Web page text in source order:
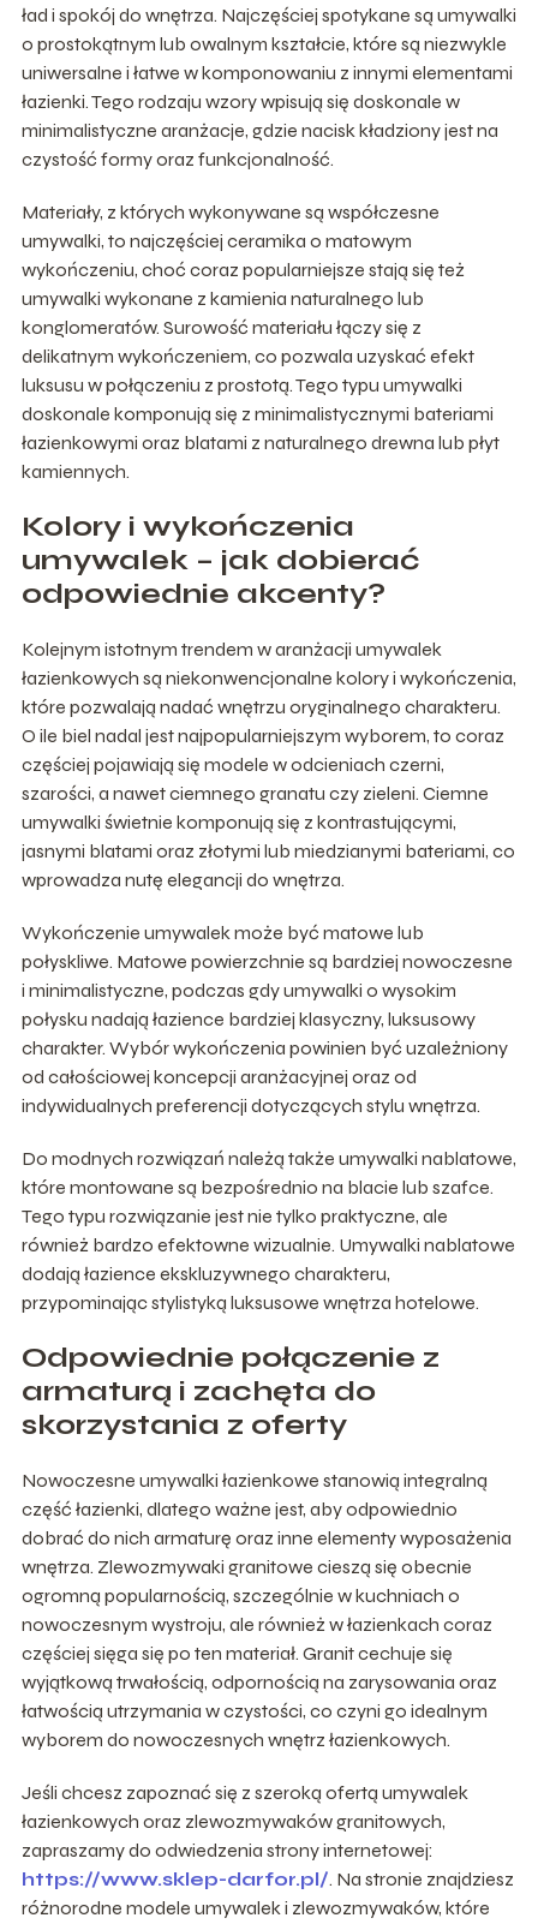
ład i spokój do wnętrza. Najczęściej spotykane są umywalki
o prostokątnym lub owalnym kształcie, które są niezwykle
uniwersalne i łatwe w komponowaniu z innymi elementami
łazienki. Tego rodzaju wzory wpisują się doskonale w
minimalistyczne aranżacje, gdzie nacisk kładziony jest na
czystość formy oraz funkcjonalność.
Materiały, z których wykonywane są współczesne
umywalki, to najczęściej ceramika o matowym
wykończeniu, choć coraz popularniejsze stają się też
umywalki wykonane z kamienia naturalnego lub
konglomeratów. Surowość materiału łączy się z
delikatnym wykończeniem, co pozwala uzyskać efekt
luksusu w połączeniu z prostotą. Tego typu umywalki
doskonale komponują się z minimalistycznymi bateriami
łazienkowymi oraz blatami z naturalnego drewna lub płyt
kamiennych.
Kolory i wykończenia
umywalek – jak dobierać
odpowiednie akcenty?
Kolejnym istotnym trendem w aranżacji umywalek
łazienkowych są niekonwencjonalne kolory i wykończenia,
które pozwalają nadać wnętrzu oryginalnego charakteru.
O ile biel nadal jest najpopularniejszym wyborem, to coraz
częściej pojawiają się modele w odcieniach czerni,
szarości, a nawet ciemnego granatu czy zieleni. Ciemne
umywalki świetnie komponują się z kontrastującymi,
jasnymi blatami oraz złotymi lub miedzianymi bateriami, co
wprowadza nutę elegancji do wnętrza.
Wykończenie umywalek może być matowe lub
połyskliwe. Matowe powierzchnie są bardziej nowoczesne
i minimalistyczne, podczas gdy umywalki o wysokim
połysku nadają łazience bardziej klasyczny, luksusowy
charakter. Wybór wykończenia powinien być uzależniony
od całościowej koncepcji aranżacyjnej oraz od
indywidualnych preferencji dotyczących stylu wnętrza.
Do modnych rozwiązań należą także umywalki nablatowe,
które montowane są bezpośrednio na blacie lub szafce.
Tego typu rozwiązanie jest nie tylko praktyczne, ale
również bardzo efektowne wizualnie. Umywalki nablatowe
dodają łazience ekskluzywnego charakteru,
przypominając stylistyką luksusowe wnętrza hotelowe.
Odpowiednie połączenie z
armaturą i zachęta do
skorzystania z oferty
Nowoczesne umywalki łazienkowe stanowią integralną
część łazienki, dlatego ważne jest, aby odpowiednio
dobrać do nich armaturę oraz inne elementy wyposażenia
wnętrza. Zlewozmywaki granitowe cieszą się obecnie
ogromną popularnością, szczególnie w kuchniach o
nowoczesnym wystroju, ale również w łazienkach coraz
częściej sięga się po ten materiał. Granit cechuje się
wyjątkową trwałością, odpornością na zarysowania oraz
łatwością utrzymania w czystości, co czyni go idealnym
wyborem do nowoczesnych wnętrz łazienkowych.
Jeśli chcesz zapoznać się z szeroką ofertą umywalek
łazienkowych oraz zlewozmywaków granitowych,
zapraszamy do odwiedzenia strony internetowej:
https://www.sklep-darfor.pl/. Na stronie znajdziesz
różnorodne modele umywalek i zlewozmywaków, które